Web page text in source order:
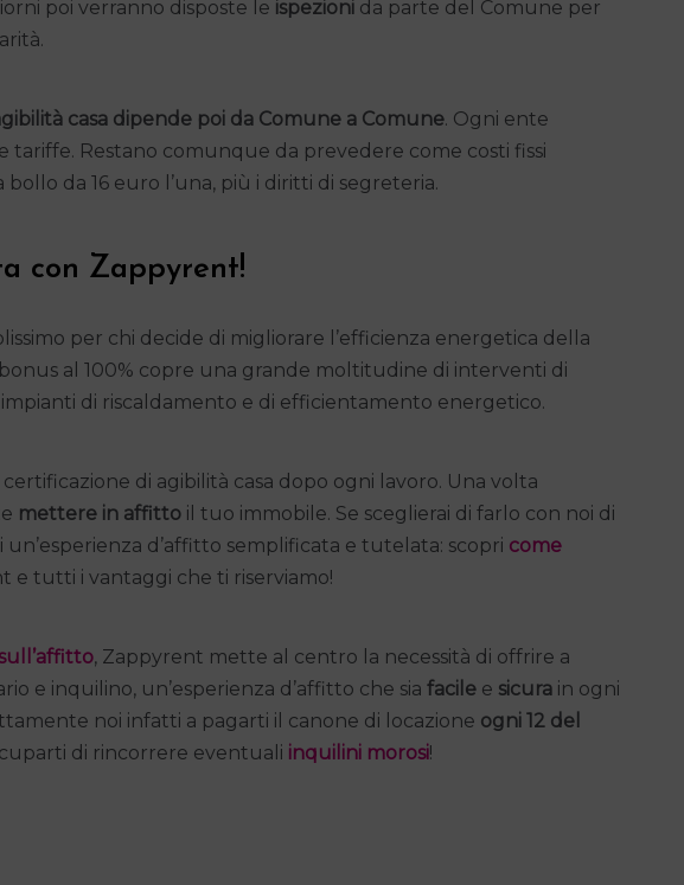
poi verranno disposte le ispezioni da parte del Comune per
casa dipende poi da Comune a Comune. Ogni ente
tariffe. Restano comunque da prevedere come costi fissi
bollo da 16 euro l’una, più i diritti di segreteria.
con Zappyrent!
per chi decide di migliorare l’efficienza energetica della
al 100% copre una grande moltitudine di interventi di
di riscaldamento e di efficientamento energetico.
di agibilità casa dopo ogni lavoro. Una volta
mettere in affitto il tuo immobile. Se sceglierai di farlo con noi di
d’affitto semplificata e tutelata: scopri come
e tutti i vantaggi che ti riserviamo!
, Zappyrent mette al centro la necessità di offrire a
e inquilino, un’esperienza d’affitto che sia facile e sicura in ogni
noi infatti a pagarti il canone di locazione ogni 12 del
di rincorrere eventuali inquilini morosi!